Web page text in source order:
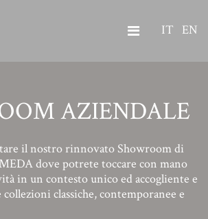
IT EN
AZIENDALE
il nostro rinnovato Showroom di
dove potrete toccare con mano
in un contesto unico ed accogliente e
classiche, contemporanee e